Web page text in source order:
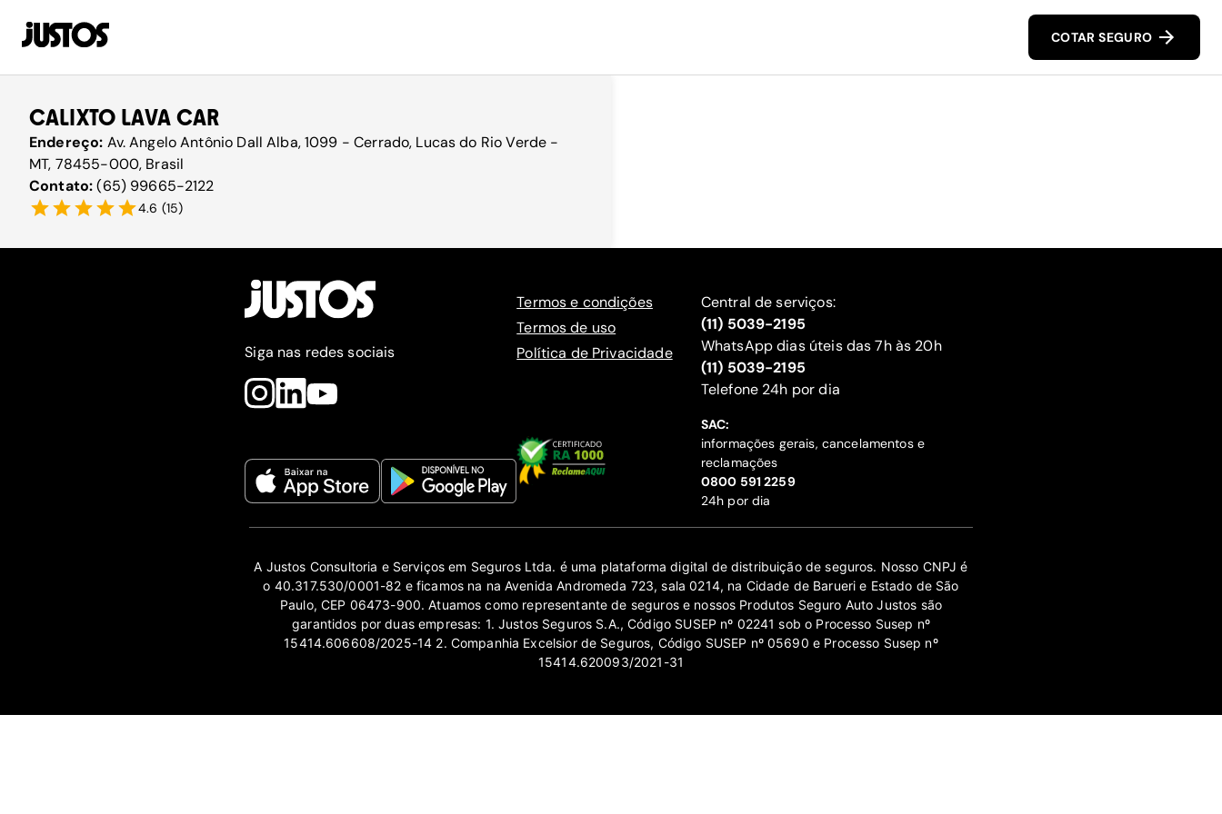
COTAR SEGURO
CALIXTO LAVA CAR
Endereço: Av. Angelo Antônio Dall Alba, 1099 - Cerrado, Lucas do Rio Verde -
MT, 78455-000, Brasil
Contato:(65) 99665-2122
4.6 (15)
Siga nas redes sociais
Termos e condições
Termos de uso
Política de Privacidade
Central de serviços:
(11) 5039-2195
WhatsApp dias úteis das 7h às 20h
(11) 5039-2195
‍Telefone 24h por dia
SAC:
informações gerais, cancelamentos e
reclamações
‍0800 591 2259
24h por dia
A Justos Consultoria e Serviços em Seguros Ltda. é uma plataforma digital de distribuição de seguros. Nosso CNPJ é
o 40.317.530/0001-82 e ficamos na na Avenida Andromeda 723, sala 0214, na Cidade de Barueri e Estado de São
Paulo, CEP 06473-900. Atuamos como representante de seguros e nossos Produtos Seguro Auto Justos são
garantidos por duas empresas: 1. Justos Seguros S.A., Código SUSEP nº 02241 sob o Processo Susep nº
15414.606608/2025-14 2. Companhia Excelsior de Seguros, Código SUSEP nº 05690 e Processo Susep nº
15414.620093/2021-31